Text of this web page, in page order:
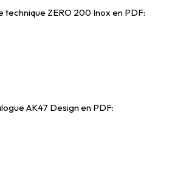
technique ZERO 200 Inox en PDF:
AK47 Design en PDF: